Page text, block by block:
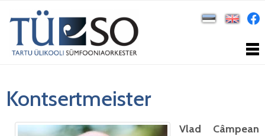
Kontsertmeister
Vlad Câmpean